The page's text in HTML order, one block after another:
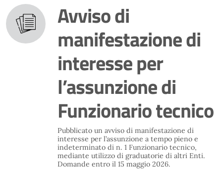
Avviso di
manifestazione di
interesse per
l’assunzione di
Funzionario tecnico
Pubblicato un avviso di manifestazione di
interesse per l’assunzione a tempo pieno e
indeterminato di n. 1 Funzionario tecnico,
mediante utilizzo di graduatorie di altri Enti.
Domande entro il 15 maggio 2026.